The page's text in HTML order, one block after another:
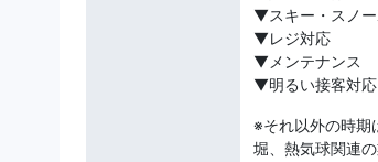
▼スキー・スノ
▼レジ対応
▼メンテナンス
▼明るい接客対応
※それ以外の時期
堀、熱気球関連